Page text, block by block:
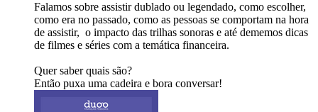
Falamos sobre assistir dublado ou legendado, como escolher,
como era no passado, como as pessoas se comportam na hora
de assistir, o impacto das trilhas sonoras e até dememos dicas
de filmes e séries com a temática financeira.
Quer saber quais são?
Então puxa uma cadeira e bora conversar!